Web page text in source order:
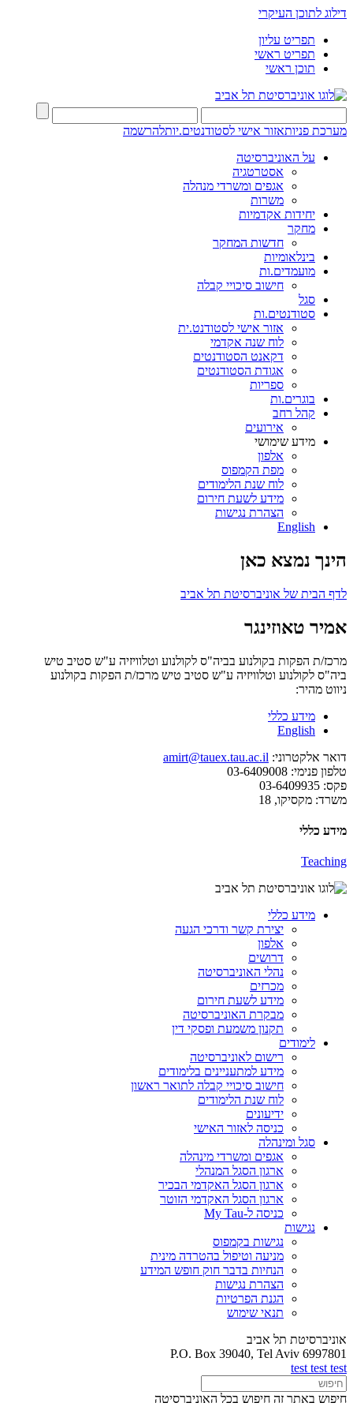
דילוג לתוכן העיקרי
תפריט עליון
תפריט ראשי
תוכן ראשי
מערכת פניותאזור אישי לסטודנטים.יותלהרשמה
על האוניברסיטה
אסטרטגיה
אגפים ומשרדי מנהלה
משרות
יחידות אקדמיות
מחקר
חדשות המחקר
בינלאומיות
מועמדים.ות
חישוב סיכויי קבלה
סגל
סטודנטים.ות
אזור אישי לסטודנט.ית
לוח שנה אקדמי
דקאנט הסטודנטים
אגודת הסטודנטים
ספריות
בוגרים.ות
קהל רחב
אירועים
מידע שימושי
אלפון
מפת הקמפוס
לוח שנת הלימודים
מידע לשעת חירום
הצהרת נגישות
English
הינך נמצא כאן
לדף הבית של אוניברסיטת תל אביב
אמיר טאוזינגר
מרכז/ת הפקות בקולנוע בביה"ס לקולנוע וטלוויזיה ע"ש סטיב טיש
ביה"ס לקולנוע וטלוויזיה ע"ש סטיב טיש מרכז/ת הפקות בקולנוע
ניווט מהיר:
מידע כללי
English
דואר אלקטרוני: amirt@tauex.tau.ac.il
טלפון פנימי:
פקס:
משרד: מקסיקו, 18
מידע כללי
Teaching
מידע כללי
יצירת קשר ודרכי הגעה
אלפון
דרושים
נהלי האוניברסיטה
מכרזים
מידע לשעת חירום
מבקרת האוניברסיטה
תקנון משמעת ופסקי דין
לימודים
רישום לאוניברסיטה
מידע למתעניינים בלימודים
חישוב סיכויי קבלה לתואר ראשון
לוח שנת הלימודים
ידיעונים
כניסה לאזור האישי
סגל ומינהלה
אגפים ומשרדי מינהלה
ארגון הסגל המנהלי
ארגון הסגל האקדמי הבכיר
ארגון הסגל האקדמי הזוטר
כניסה ל-My Tau
נגישות
נגישות בקמפוס
מניעה וטיפול בהטרדה מינית
הנחיות בדבר חוק חופש המידע
הצהרת נגישות
הגנת הפרטיות
תנאי שימוש
אוניברסיטת תל אביב
P.O. Box 39040, Tel Aviv 6997801
test test test
חיפוש באתר זה חיפוש בכל האוניברסיטה